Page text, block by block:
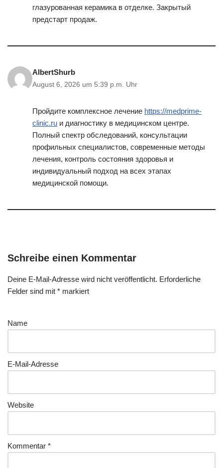
глазурованная керамика в отделке. Закрытый
предстарт продаж.
AlbertShurb
August 6, 2026 um 5:39 p.m. Uhr
Пройдите комплексное лечение https://medprime-
clinic.ru и диагностику в медицинском центре.
Полный спектр обследований, консультации
профильных специалистов, современные методы
лечения, контроль состояния здоровья и
индивидуальный подход на всех этапах
медицинской помощи.
Schreibe einen Kommentar
Deine E-Mail-Adresse wird nicht veröffentlicht. Erforderliche
Felder sind mit * markiert
Name
E-Mail-Adresse
Website
Kommentar *